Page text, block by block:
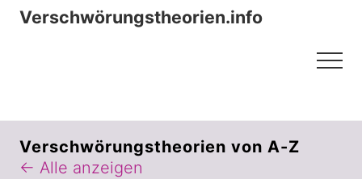
Menu
Zum
ZurVerschwörungstheorien.info
Menu
Verschwörungstheorien von A-Z
← Alle anzeigen